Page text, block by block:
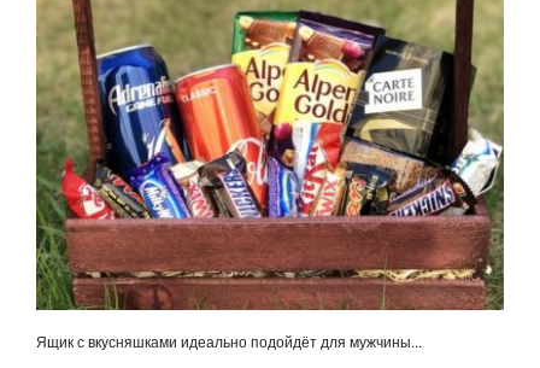
Ящик с вкусняшками идеально подойдёт для мужчины...